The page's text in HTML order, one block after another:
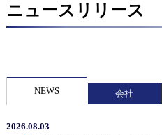
ニュースリリース
NEWS 会社
2026.08.03